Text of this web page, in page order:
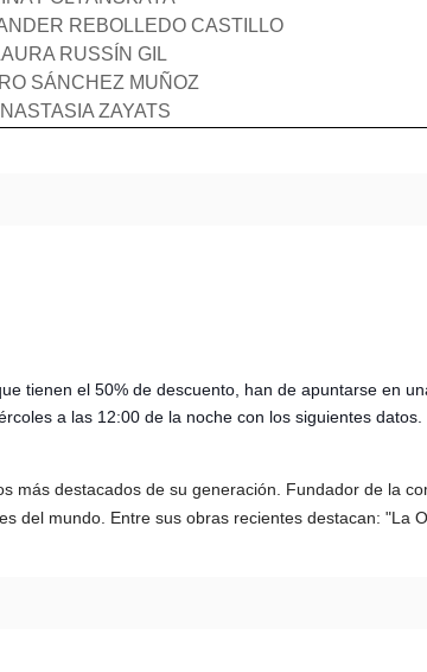
REBOLLEDO CASTILLO
RUSSÍN GIL
SÁNCHEZ MUÑOZ
ZAYATS
tienen el 50% de descuento, han de apuntarse en
a las 12:00 de la noche con los siguientes
más destacados de su generación. Fundador de la
del mundo. Entre sus obras recientes destacan: "La